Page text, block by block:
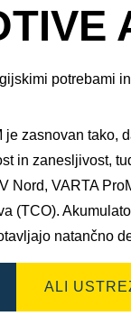
potrebami
je zasnovan tako,
in zanesljivost,
Nord, VARTA
(TCO).
natančno
ALI